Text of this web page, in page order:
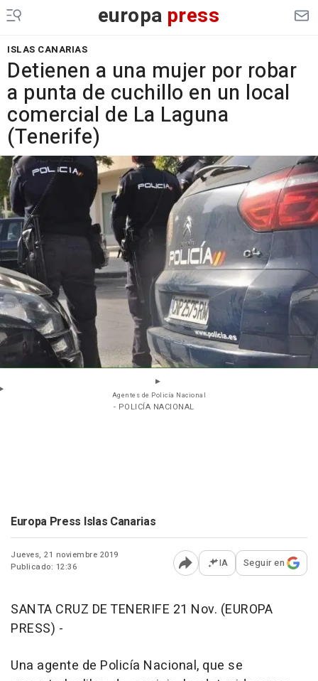
europa press
ISLAS CANARIAS
Detienen a una mujer por robar
a punta de cuchillo en un local
comercial de La Laguna
(Tenerife)
Agentes de Policía Nacional
- POLICÍA NACIONAL
Europa Press Islas Canarias
Jueves, 21 noviembre 2019
Publicado: 12:36
Abrir opciones para
IA Seguir en
SANTA CRUZ DE TENERIFE 21 Nov. (EUROPA
PRESS) -
Una agente de Policía Nacional, que se